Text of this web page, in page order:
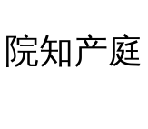
知产庭